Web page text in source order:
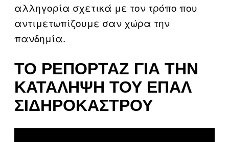
αλληγορία σχετικά με τον τρόπο που
αντιμετωπίζουμε σαν χώρα την
πανδημία.
ΤΟ ΡΕΠΟΡΤΆΖ ΓΙΑ ΤΗΝ
ΚΑΤΆΛΗΨΗ ΤΟΥ ΕΠΑΛ
ΣΙΔΗΡΟΚΆΣΤΡΟΥ